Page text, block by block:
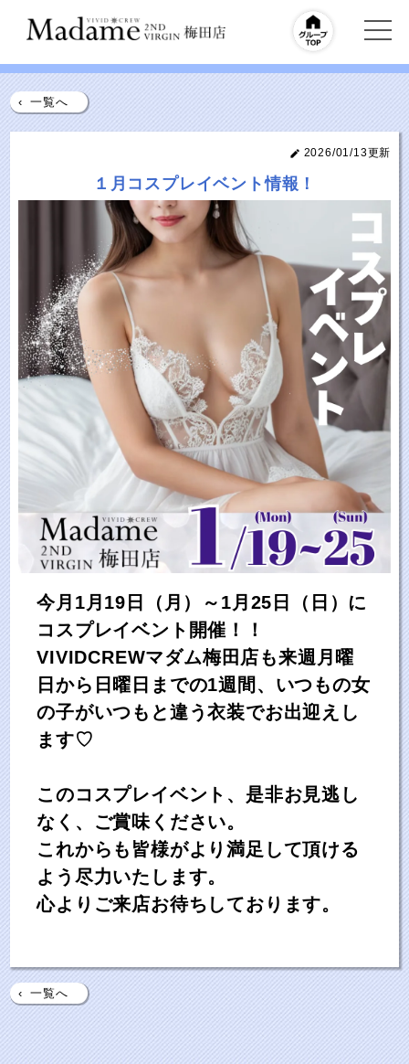
‹ 一覧へ
2026/01/13更新
１月コスプレイベント情報！
今月1月19日（月）～1月25日（日）に
コスプレイベント開催！！
VIVIDCREWマダム梅田店も来週月曜
日から日曜日までの1週間、いつもの女
の子がいつもと違う衣装でお出迎えし
ます♡
このコスプレイベント、是非お見逃し
なく、ご賞味ください。
これからも皆様がより満足して頂ける
よう尽力いたします。
心よりご来店お待ちしております。
‹ 一覧へ